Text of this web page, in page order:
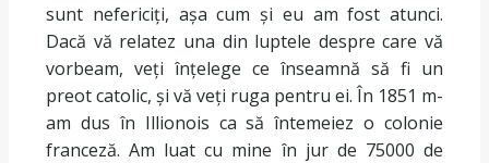
sunt nefericiți, așa cum și eu am fost atunci.
Dacă vă relatez una din luptele despre care vă
vorbeam, veți înțelege ce înseamnă să fi un
preot catolic, și vă veți ruga pentru ei. În 1851 m-
am dus în Illionois ca să întemeiez o colonie
franceză. Am luat cu mine în jur de 75000 de